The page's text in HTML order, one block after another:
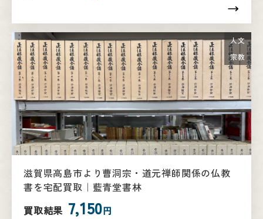
人文
宗教
滋賀県高島市より曹洞宗・道元禅師関係の仏教
書を宅配買取｜藍青堂書林
買取結果 7,150円